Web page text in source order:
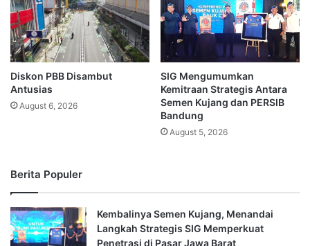
Diskon PBB Disambut
Antusias
August 6, 2026
SIG Mengumumkan
Kemitraan Strategis Antara
Semen Kujang dan PERSIB
Bandung
August 5, 2026
Berita Populer
Kembalinya Semen Kujang, Menandai
Langkah Strategis SIG Memperkuat
Penetrasi di Pasar Jawa Barat